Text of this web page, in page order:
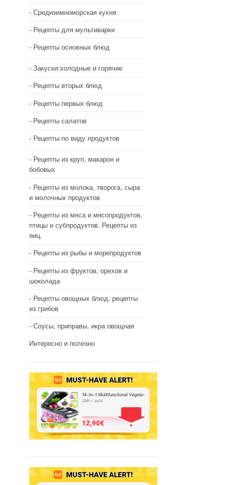
Средиземноморская кухня
Рецепты для мультиварки
Рецепты основных блюд
Закуски:холодные и горячие
Рецепты вторых блюд
Рецепты первых блюд
Рецепты салатов
Рецепты по виду продуктов
Рецепты из круп, макарон и
бобовых
Рецепты из молока, творога, сыра
и молочных продуктов
Рецепты из мяса и мясопродуктов,
птицы и субпродуктов. Рецепты из
яиц.
Рецепты из рыбы и морепродуктов
Рецепты из фруктов, орехов и
шоколада
Рецепты овощных блюд, рецепты
из грибов
Соусы, приправы, икра овощная
Интересно и полезно